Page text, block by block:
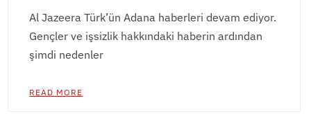
Al Jazeera Türk’ün Adana haberleri devam ediyor.
Gençler ve işsizlik hakkındaki haberin ardından
şimdi nedenler
READ MORE